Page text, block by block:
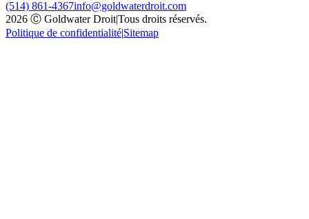
(514) 861-4367info@goldwaterdroit.com
2026 Ⓒ Goldwater Droit|Tous droits réservés.
Politique de confidentialité|Sitemap